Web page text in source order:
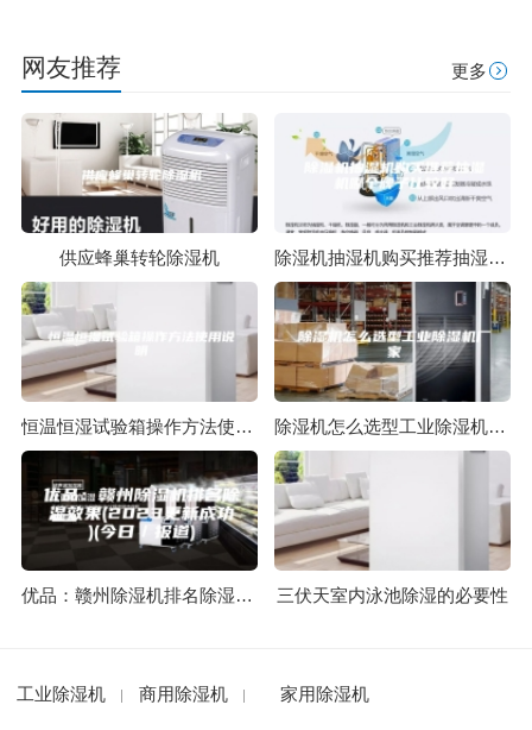
网友推荐 更多
供应蜂巢转轮除湿机 除湿机抽湿机购买推荐抽湿机哪个牌子比较好
恒温恒湿试验箱操作方法使用说明 除湿机怎么选型工业除湿机厂家
优品：赣州除湿机排名除湿效果(2023更新成功)(今日／报道) 三伏天室内泳池除湿的必要性
工业除湿机 商用除湿机 家用除湿机